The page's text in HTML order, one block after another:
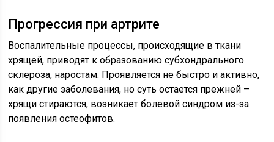
Прогрессия при артрите
Воспалительные процессы, происходящие в ткани
хрящей, приводят к образованию субхондрального
склероза, наростам. Проявляется не быстро и активно,
как другие заболевания, но суть остается прежней –
хрящи стираются, возникает болевой синдром из-за
появления остеофитов.